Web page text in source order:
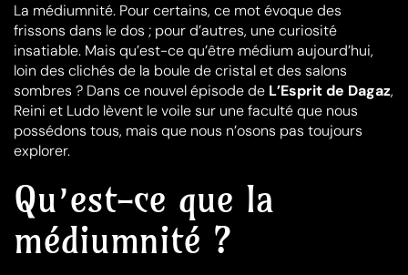
La médiumnité. Pour certains, ce mot évoque des
frissons dans le dos ; pour d’autres, une curiosité
insatiable. Mais qu’est-ce qu’être médium aujourd’hui,
loin des clichés de la boule de cristal et des salons
sombres ? Dans ce nouvel épisode de L’Esprit de Dagaz,
Reini et Ludo lèvent le voile sur une faculté que nous
possédons tous, mais que nous n’osons pas toujours
explorer.
Qu’est-ce que la
médiumnité ?